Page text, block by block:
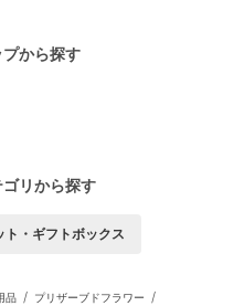
から探す
リから探す
ト・ギフトボックス
品 / プリザーブドフラワー /